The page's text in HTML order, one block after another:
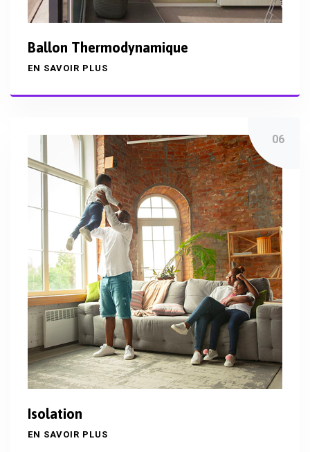
Ballon Thermodynamique
EN SAVOIR PLUS
Isolation
EN SAVOIR PLUS